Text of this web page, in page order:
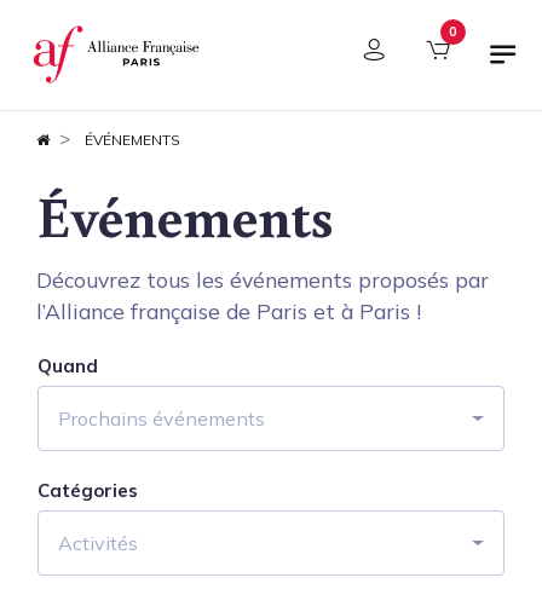
Panneau de gestion des cookies 0
ÉVÉNEMENTS
Événements
Découvrez tous les événements proposés par
l’Alliance française de Paris et à Paris !
Quand
Prochains événements
Catégories
Activités